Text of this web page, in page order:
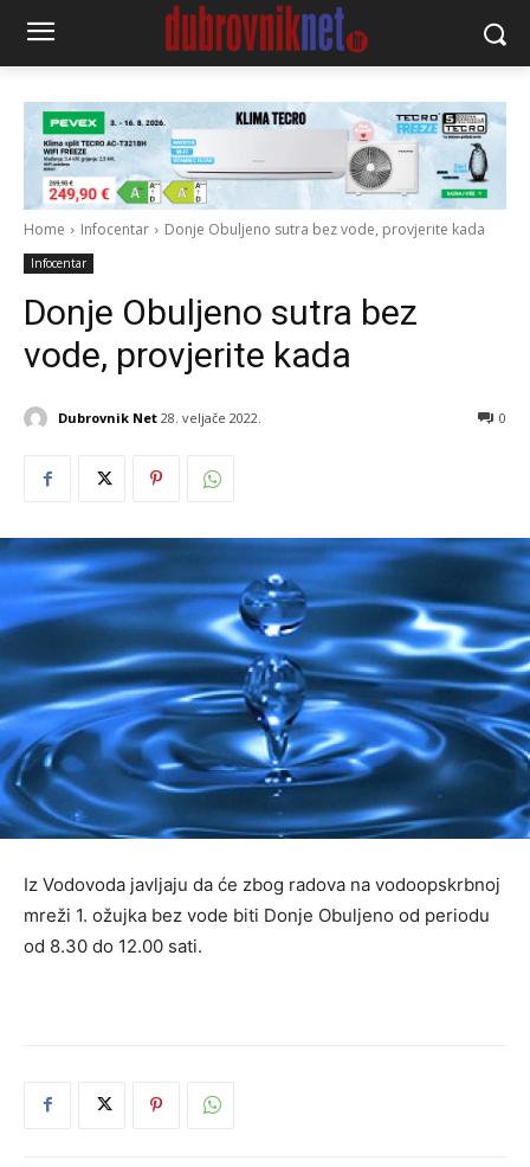
Home Infocentar Donje Obuljeno sutra bez vode, provjerite kada
Infocentar
Donje Obuljeno sutra bez
vode, provjerite kada
Dubrovnik Net 28. veljače 2022. 0
Iz Vodovoda javljaju da će zbog radova na vodoopskrbnoj
mreži 1. ožujka bez vode biti Donje Obuljeno od periodu
od 8.30 do 12.00 sati.